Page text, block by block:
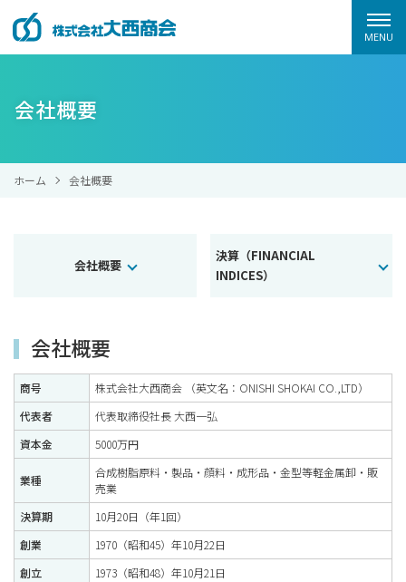
ホーム
製品制作
金型制作
会社案内
プライバシーポリシー
サイトマップ
MENU
会社概要
ホーム 会社概要
会社概要
決算（FINANCIAL
INDICES）
会社概要
商号
株式会社大西商会 （英文名：ONISHI SHOKAI CO.,LTD）
代表者
代表取締役社長 大西一弘
資本金
5000万円
業種
合成樹脂原料・製品・顔料・成形品・金型等軽金属卸・販
売業
決算期
10月20日（年1回）
創業
1970（昭和45）年10月22日
創立
1973（昭和48）年10月21日